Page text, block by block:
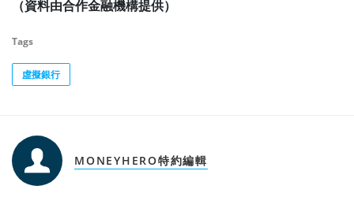
（資料由合作金融機構提供）
Tags
虛擬銀行
MONEYHERO特約編輯